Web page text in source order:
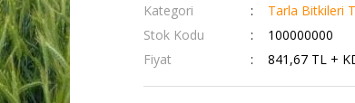
Kategori
Tarla Bitkileri
Stok Kodu
100000000
Fiyat
841,67 TL +